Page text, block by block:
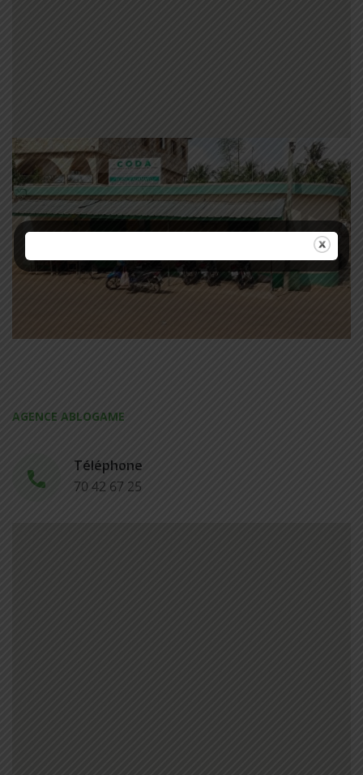
AGENCE ABLOGAME
Téléphone
70 42 67 25